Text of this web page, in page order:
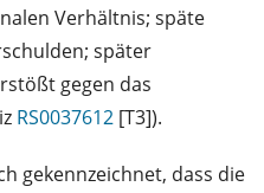
Verhältnis; späte
später
gegen das
RS0037612 [T3]).
gekennzeichnet, dass die